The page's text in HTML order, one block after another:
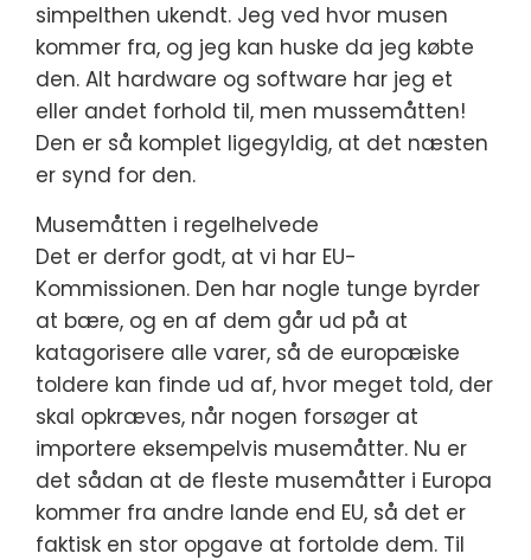
simpelthen ukendt. Jeg ved hvor musen
kommer fra, og jeg kan huske da jeg købte
den. Alt hardware og software har jeg et
eller andet forhold til, men mussemåtten!
Den er så komplet ligegyldig, at det næsten
er synd for den.
Musemåtten i regelhelvede
Det er derfor godt, at vi har EU-
Kommissionen. Den har nogle tunge byrder
at bære, og en af dem går ud på at
katagorisere alle varer, så de europæiske
toldere kan finde ud af, hvor meget told, der
skal opkræves, når nogen forsøger at
importere eksempelvis musemåtter. Nu er
det sådan at de fleste musemåtter i Europa
kommer fra andre lande end EU, så det er
faktisk en stor opgave at fortolde dem. Til